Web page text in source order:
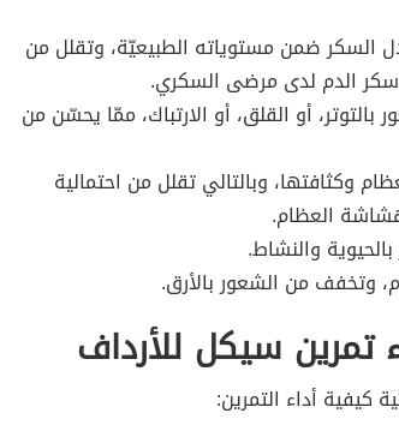
السكر ضمن مستوياته الطبيعيّة، وتقلل من
سكر الدم لدى مرضى السكري.
أو القلق، أو الارتباك، ممّا يحسّن من
وكثافتها، وبالتالي تقلل من احتمالية
العظام.
والنشاط.
وتخفف من الشعور بالأرق.
تمرين سيكل للأرداف
كيفية أداء التمرين: